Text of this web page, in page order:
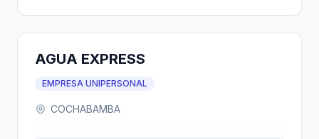
AGUA EXPRESS
EMPRESA UNIPERSONAL
COCHABAMBA